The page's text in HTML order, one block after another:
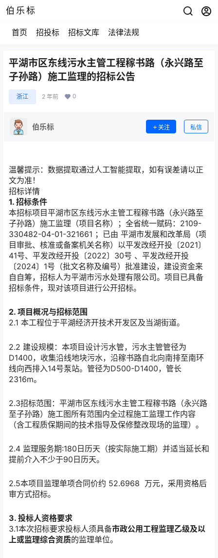
伯乐标
首页 招投标 招标文库 法律法规
平湖市区东线污水主管工程稼书路（永兴路至
子孙路）施工监理的招标公告
浙江 2 年前 0
伯乐标 关注 私信
温馨提示： 数据提取通过人工智能提取，如有误差请以正
文为准！
招标详情
1. 招标条件
本招标项目平湖市区东线污水主管工程稼书路（永兴路至
子孙路）施工监理（项目名称）；全省统一赋码：2109-
330482-04-01-321661 ；已由 平湖市发展和改革局（项
目审批、核准或备案机关名称）以平发改经开投〔2021〕
41号、平发改经开投〔2022〕30号 、平发改经开投
〔2024〕1号（批文名称及编号）批准建设，建设资金来
自自筹，招标人为平湖市污水处理有限公司。项目已具备
招标条件，现对该项目进行公开招标。
2. 项目概况与招标范围
2.1 本工程位于平湖经济开技术开发区及当湖街道。
2.2 建设规模：本项目设计污水管，污水主管管径为
D1400，收集沿线地块污水，沿稼书路自北向南排至南环
线向西排入14号泵站。管径为D500-D1400，管长
2316m。
2.3招标范围：平湖市区东线污水主管工程稼书路（永兴路
至子孙路）施工图所有范围内全过程施工监理工作内容
（含工程质保期间的技术指导及保修整改现场的监理）。
2.4 监理服务期:180日历天（按实际施工期）并适当延长和
提前介入不少于90日历天。
2.5本项目监理单项合同价约 52.6968 万元，采用资格后
审方式招标。
3. 投标人资格要求
3.1本次招标要求投标人须具备市政公用工程监理乙级及以
上或监理综合资质的监理单位。